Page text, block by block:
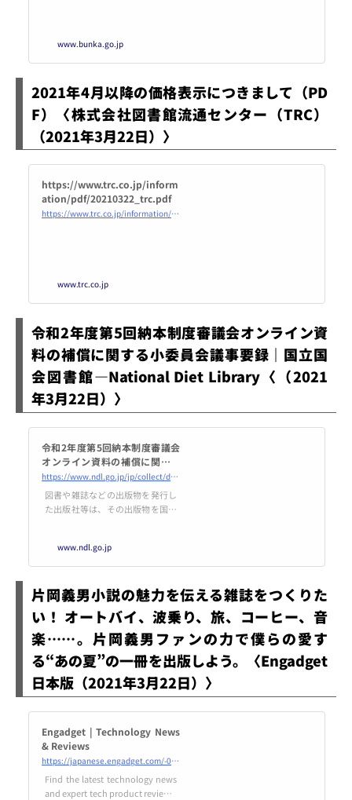
www.bunka.go.jp
2021年4月以降の価格表示につきまして（PD
F）〈株式会社図書館流通センター（TRC）
（2021年3月22日）〉
https://www.trc.co.jp/inform
ation/pdf/20210322_trc.pdf
https://www.trc.co.jp/information/pdf/20210322_trc.pdf
www.trc.co.jp
令和2年度第5回納本制度審議会オンライン資
料の補償に関する小委員会議事要録｜国立国
会図書館―National Diet Library〈（2021
年3月22日）〉
令和2年度第5回納本制度審議会
オンライン資料の補償に関する
小委員会議事要録｜国立国会図
書館―National Diet Library
https://www.ndl.go.jp/jp/collect/deposit/council/r2_5_syoiinkai_yoroku.html
図書や雑誌などの出版物を発行し
た出版社等は、その出版物を国立
度）。出版物を発行しましたら、
国立国会図書館への納入をお願い
www.ndl.go.jp
片岡義男小説の魅力を伝える雑誌をつくりた
い！ オートバイ、波乗り、旅、コーヒー、音
楽……。片岡義男ファンの力で僕らの愛す
る“あの夏”の一冊を出版しよう。〈Engadget
日本版（2021年3月22日）〉
Engadget | Technology News
& Reviews
https://japanese.engadget.com/-090009604.html
Find the latest technology news
and expert tech product reviews.